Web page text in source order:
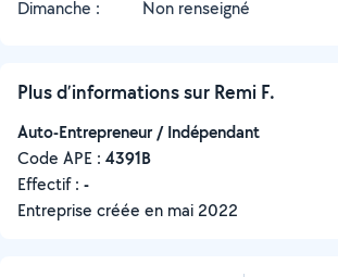
Dimanche :
Non renseigné
Plus d’informations sur Remi F.
Auto-Entrepreneur / Indépendant
Code APE : 4391B
Effectif : -
Entreprise créée en mai 2022